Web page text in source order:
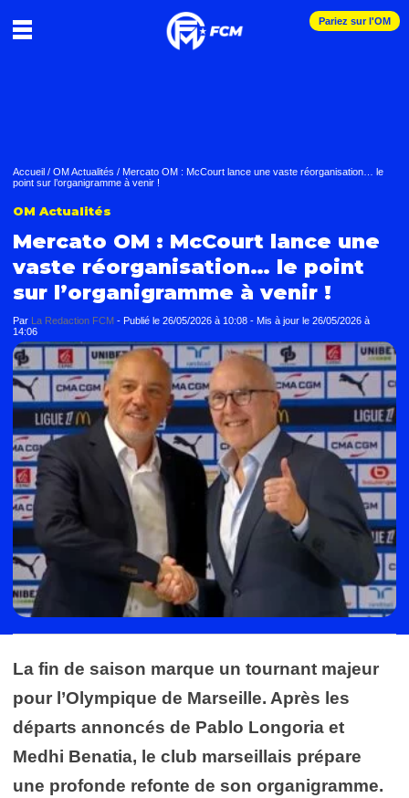
Pariez sur l'OM
Accueil / OM Actualités / Mercato OM : McCourt lance une vaste réorganisation… le
point sur l’organigramme à venir !
OM Actualités
Mercato OM : McCourt lance une
vaste réorganisation… le point
sur l’organigramme à venir !
Par La Redaction FCM - Publié le 26/05/2026 à 10:08 - Mis à jour le 26/05/2026 à
14:06
La fin de saison marque un tournant majeur
pour l’Olympique de Marseille. Après les
départs annoncés de Pablo Longoria et
Medhi Benatia, le club marseillais prépare
une profonde refonte de son organigramme.